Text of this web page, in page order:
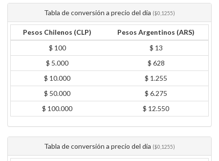
Tabla de conversión a precio del día ($0,1255)
Pesos Chilenos (CLP)
Pesos Argentinos (ARS)
$ 100
$ 13
$ 5.000
$ 628
$ 10.000
$ 1.255
$ 50.000
$ 6.275
$ 100.000
$ 12.550
Tabla de conversión a precio del día ($0,1255)